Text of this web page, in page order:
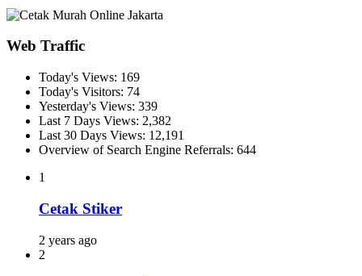
Web Traffic
Today's Views: 169
Today's Visitors: 74
Yesterday's Views: 339
Last 7 Days Views: 2,382
Last 30 Days Views: 12,191
Overview of Search Engine Referrals: 644
1
Cetak Stiker
2 years ago
2